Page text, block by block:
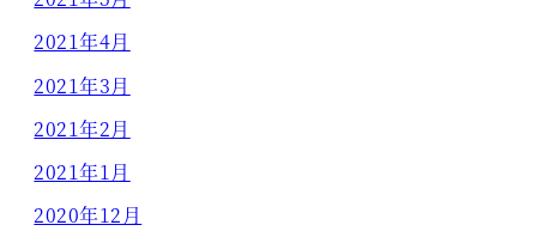
2021年4月
2021年3月
2021年2月
2021年1月
2020年12月